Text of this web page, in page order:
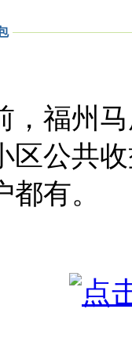
，福州
区公共
有。